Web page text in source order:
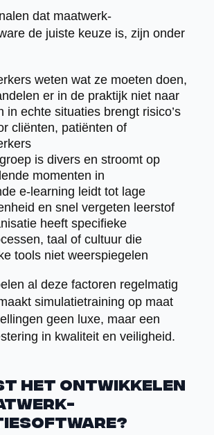
dat maatwerk-
de juiste keuze is, zijn onder
weten wat ze moeten doen,
er in de praktijk niet naar
in echte situaties brengt risico’s
cliënten, patiënten of
is divers en stroomt op
momenten in
e-learning leidt tot lage
en snel vergeten leerstof
heeft specifieke
taal of cultuur die
tools niet weerspiegelen
al deze factoren regelmatig
simulatietraining op maat
geen luxe, maar een
in kwaliteit en veiligheid.
het ontwikkelen